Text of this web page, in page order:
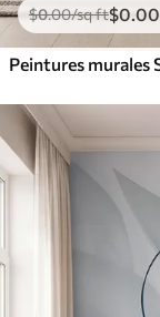
$0.00/sq ft$0.00